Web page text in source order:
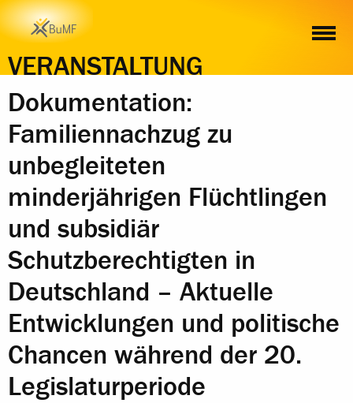
VERANSTALTUNG
ZEIT ORT
Dokumentation:
Familiennachzug zu
unbegleiteten
minderjährigen Flüchtlingen
und subsidiär
Schutzberechtigten in
Deutschland – Aktuelle
Entwicklungen und politische
Chancen während der 20.
Legislaturperiode